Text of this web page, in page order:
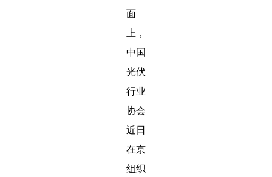
面
上，
中国
光伏
行业
协会
近日
在京
组织